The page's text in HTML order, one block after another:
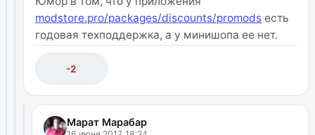
modstore.pro/packages/discounts/promods есть
годовая техподдержка, а у минишопа ее нет.
-2
Марат Марабар